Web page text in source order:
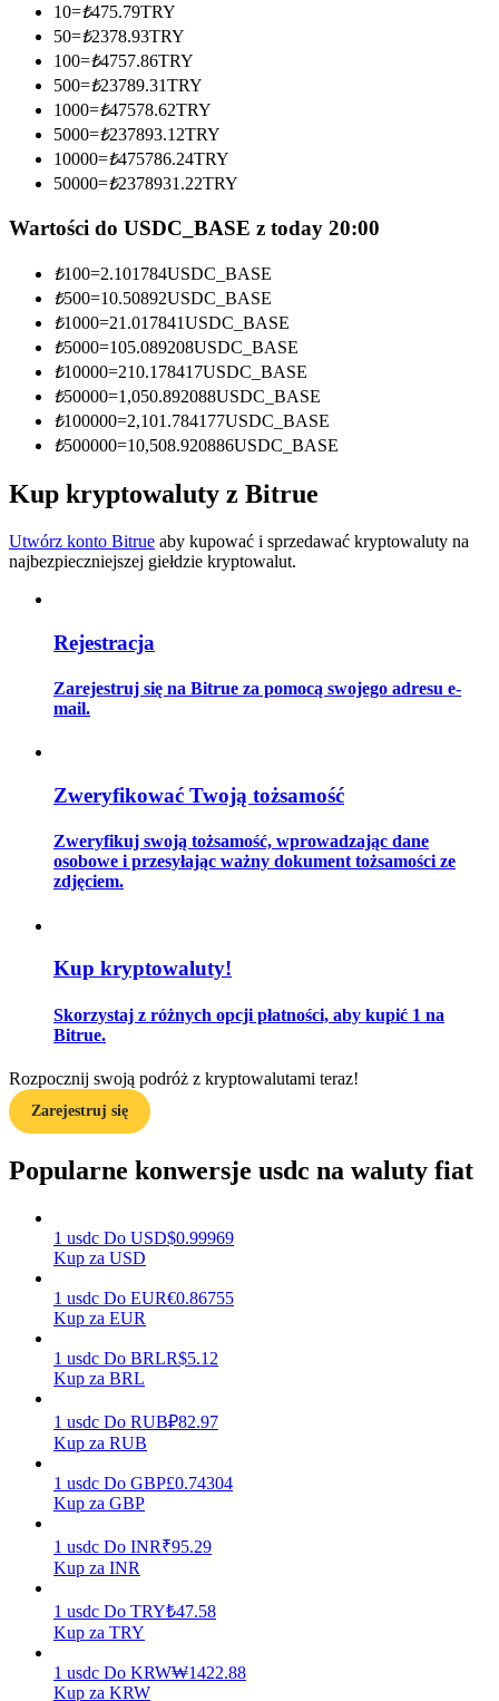
Dołącz do najlepszych traderów
Zostań traderem kopiującym
Ciesz się podziałem zysków i prowizjami z kopiowania
transakcji
Analiza Big Data, w tym informacje handlowe itp.
Przewodnik
Dowiedz się, jak zachować rentowność
Zarabiać
Mocna Świnka
Codziennie zdobywaj konkurencyjne nagrody
10=₺475.79TRY
50=₺2378.93TRY
100=₺4757.86TRY
500=₺23789.31TRY
1000=₺47578.62TRY
5000=₺237893.12TRY
10000=₺475786.24TRY
50000=₺2378931.22TRY
Wartości do USDC_BASE z today 20:00
₺100=2.101784USDC_BASE
₺500=10.50892USDC_BASE
₺1000=21.017841USDC_BASE
₺5000=105.089208USDC_BASE
₺10000=210.178417USDC_BASE
₺50000=1,050.892088USDC_BASE
₺100000=2,101.784177USDC_BASE
₺500000=10,508.920886USDC_BASE
Kup kryptowaluty z Bitrue
Utwórz konto Bitrue aby kupować i sprzedawać kryptowaluty na
najbezpieczniejszej giełdzie kryptowalut.
Rejestracja
Zarejestruj się na Bitrue za pomocą swojego adresu e-
mail.
Zweryfikować Twoją tożsamość
Zweryfikuj swoją tożsamość, wprowadzając dane
osobowe i przesyłając ważny dokument tożsamości ze
zdjęciem.
Kup kryptowaluty!
Skorzystaj z różnych opcji płatności, aby kupić 1 na
Bitrue.
Rozpocznij swoją podróż z kryptowalutami teraz!
Zarejestruj się
Popularne konwersje usdc na waluty fiat
1 usdc Do USD$0.99969
Kup za USD
1 usdc Do EUR€0.86755
Kup za EUR
1 usdc Do BRLR$5.12
Kup za BRL
1 usdc Do RUB₽82.97
Kup za RUB
1 usdc Do GBP£0.74304
Kup za GBP
1 usdc Do INR₹95.29
Kup za INR
1 usdc Do TRY₺47.58
Kup za TRY
1 usdc Do KRW₩1422.88
Kup za KRW